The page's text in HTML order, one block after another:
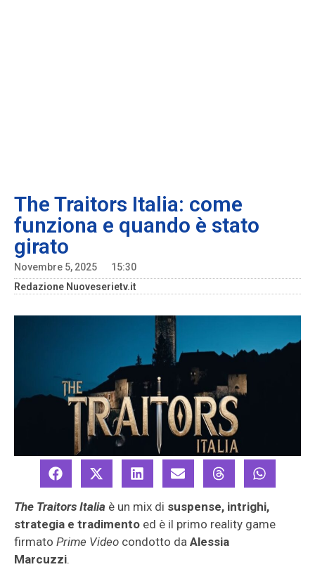
The Traitors Italia: come
funziona e quando è stato
girato
Novembre 5, 2025
15:30
Redazione Nuoveserietv.it
The Traitors Italia è un mix di suspense, intrighi,
strategia e tradimento ed è il primo reality game
firmato Prime Video condotto da Alessia
Marcuzzi.